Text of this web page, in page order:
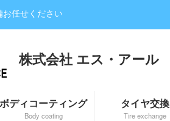
任せください
株式会社 エス・アール
ボディコーティング
Body coating
タイヤ交換
Tire exchange